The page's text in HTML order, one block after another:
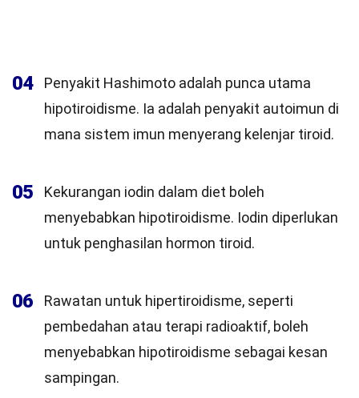
04
Penyakit Hashimoto adalah punca utama
hipotiroidisme. Ia adalah penyakit autoimun di
mana sistem imun menyerang kelenjar tiroid.
05
Kekurangan iodin dalam diet boleh
menyebabkan hipotiroidisme. Iodin diperlukan
untuk penghasilan hormon tiroid.
06
Rawatan untuk hipertiroidisme, seperti
pembedahan atau terapi radioaktif, boleh
menyebabkan hipotiroidisme sebagai kesan
sampingan.